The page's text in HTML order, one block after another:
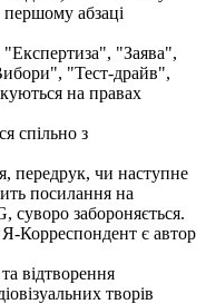
першому абзаці
"Заява",
"Тест-драйв",
на правах
спільно з
передрук, чи наступне
посилання на
суворо забороняється.
Я-Корреспондент є автор
відтворення
творів